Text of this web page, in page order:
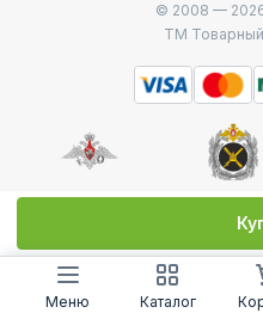
© 2008 —
ТМ
Министерство
Генштаб
Меню Каталог